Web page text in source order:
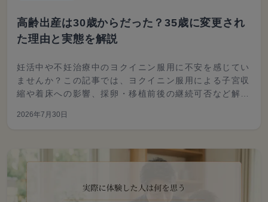
高齢出産は30歳からだった？35歳に変更され
た理由と実態を解説
妊活中や不妊治療中のヨクイニン服用に不安を感じてい
ませんか？この記事では、ヨクイニン服用による子宮収
縮や着床への影響、採卵・移植前後の継続可否など解説
しながら症状に対処する正しい判断基準がわかります。
2026年7月30日